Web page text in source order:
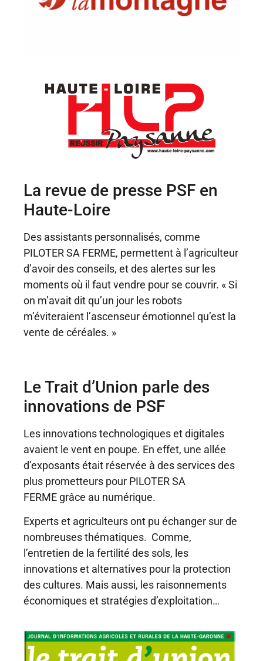
La revue de presse PSF en
Haute-Loire
Des assistants personnalisés, comme
PILOTER SA FERME, permettent à l’agriculteur
d’avoir des conseils, et des alertes sur les
moments où il faut vendre pour se couvrir. « Si
on m’avait dit qu’un jour les robots
m’éviteraient l’ascenseur émotionnel qu’est la
vente de céréales. »
Le Trait d’Union parle des
innovations de PSF
Les innovations technologiques et digitales
avaient le vent en poupe. En effet, une allée
d’exposants était réservée à des services des
plus prometteurs pour PILOTER SA
FERME grâce au numérique.
Experts et agriculteurs ont pu échanger sur de
nombreuses thématiques. Comme,
l’entretien de la fertilité des sols, les
innovations et alternatives pour la protection
des cultures. Mais aussi, les raisonnements
économiques et stratégies d’exploitation…